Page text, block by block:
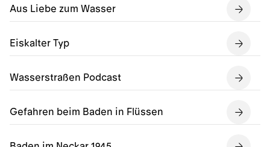
Aus Liebe zum Wasser
Eiskalter Typ
Wasserstraßen Podcast
Gefahren beim Baden in Flüssen